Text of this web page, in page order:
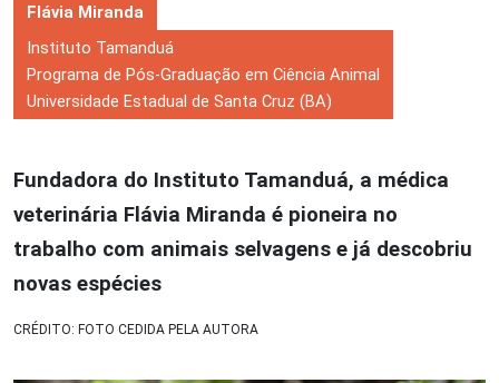
Flávia Miranda
Instituto Tamanduá
Programa de Pós-Graduação em Ciência Animal
Universidade Estadual de Santa Cruz (BA)
Fundadora do Instituto Tamanduá, a médica
veterinária Flávia Miranda é pioneira no
trabalho com animais selvagens e já descobriu
novas espécies
CRÉDITO: FOTO CEDIDA PELA AUTORA